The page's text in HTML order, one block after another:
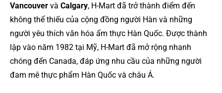
Vancouver và Calgary, H-Mart đã trở thành điểm đến
không thể thiếu của cộng đồng người Hàn và những
người yêu thích văn hóa ẩm thực Hàn Quốc. Được thành
lập vào năm 1982 tại Mỹ, H-Mart đã mở rộng nhanh
chóng đến Canada, đáp ứng nhu cầu của những người
đam mê thực phẩm Hàn Quốc và châu Á.